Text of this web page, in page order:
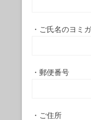
・ご氏名のヨミ
・郵便番号
・ご住所